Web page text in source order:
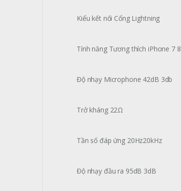
Kiểu kết nối Cổng Lightning
Tính năng Tương thích iPhone 7 8
Độ nhạy Microphone 42dB 3db
Trở kháng 22Ω
Tần số đáp ứng 20Hz20kHz
Độ nhạy đầu ra 95dB 3dB